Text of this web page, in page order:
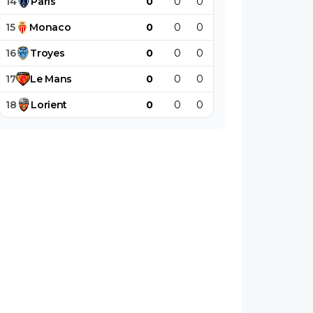
15 Monaco 0 0 0
16 Troyes 0 0 0
17 Le Mans 0 0 0
18 Lorient 0 0 0